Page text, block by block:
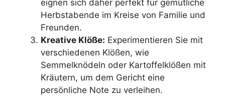
eignen sich daher perfekt für gemütliche
Herbstabende im Kreise von Familie und
Freunden.
Kreative Klöße: Experimentieren Sie mit
verschiedenen Klößen, wie
Semmelknödeln oder Kartoffelklößen mit
Kräutern, um dem Gericht eine
persönliche Note zu verleihen.